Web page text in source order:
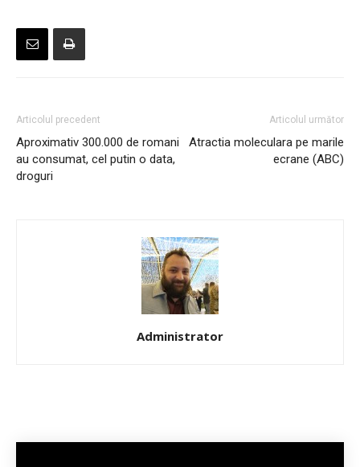
Articolul precedent
Aproximativ 300.000 de romani
au consumat, cel putin o data,
droguri
Articolul următor
Atractia moleculara pe marile
ecrane (ABC)
Administrator